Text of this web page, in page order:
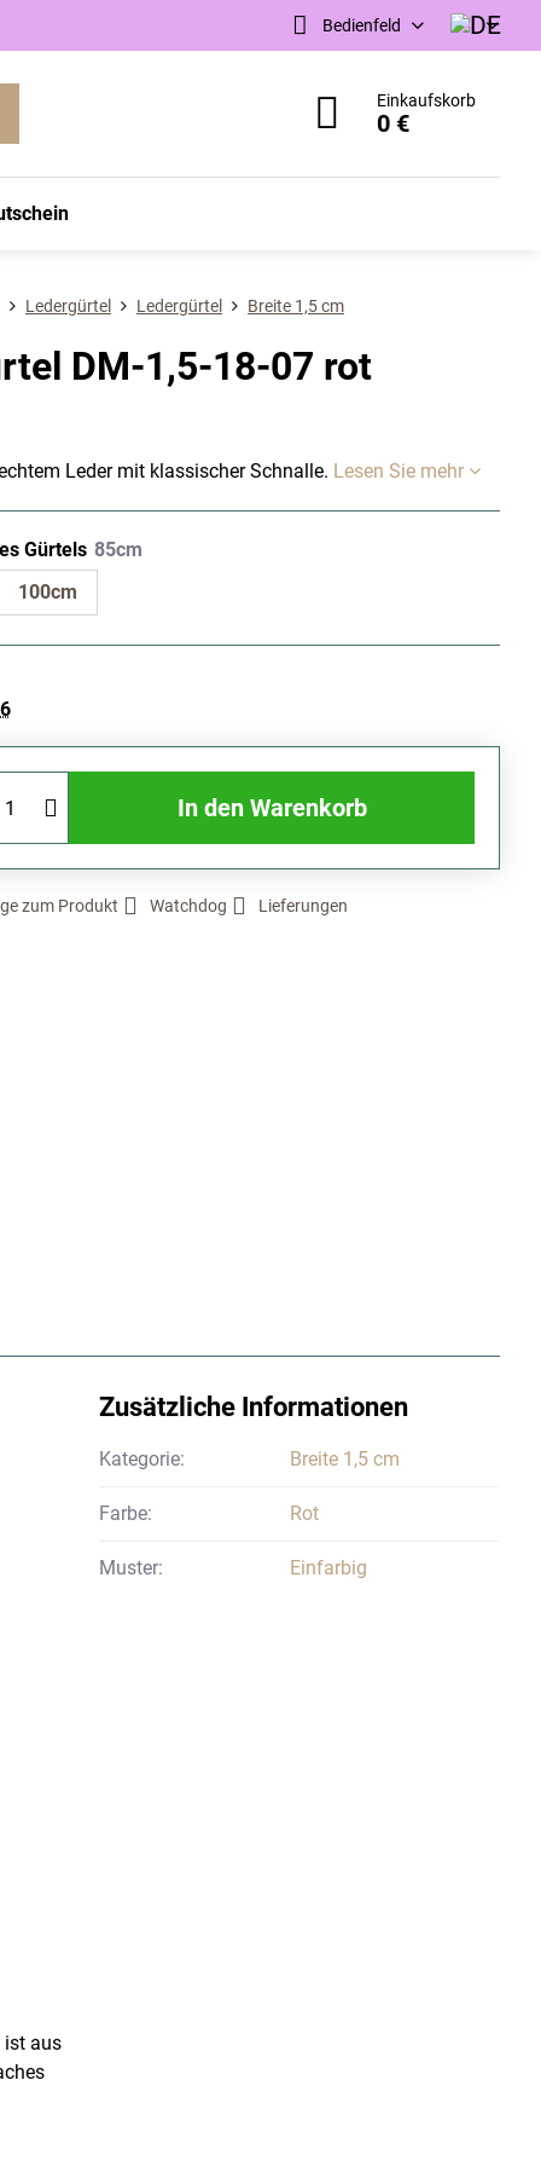
Bedienfeld
Einkaufskorb
0 €
Ledergürtel Ledergürtel Breite 1,5 cm
DM-1,5-18-07 rot
Leder mit klassischer Schnalle. Lesen Sie mehr
Gürtels
100cm
In den Warenkorb
zum Produkt Watchdog Lieferungen
ist aus
Zusätzliche Informationen
Kategorie: Breite 1,5 cm
Farbe: Rot
Muster: Einfarbig